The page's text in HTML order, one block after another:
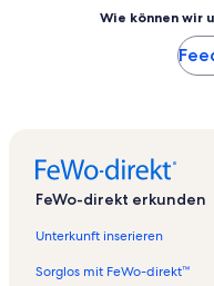
Wie können wir
FeWo-direkt erkunden
Unterkunft inserieren
Sorglos mit FeWo-direkt™